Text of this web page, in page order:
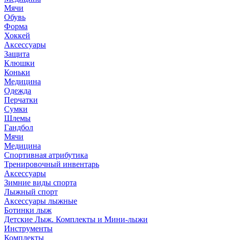
Мячи
Обувь
Форма
Хоккей
Аксессуары
Защита
Клюшки
Коньки
Медицина
Одежда
Перчатки
Сумки
Шлемы
Гандбол
Мячи
Медицина
Спортивная атрибутика
Тренировочный инвентарь
Аксессуары
Зимние виды спорта
Лыжный спорт
Аксессуары лыжные
Ботинки лыж
Детские Лыж. Комплекты и Мини-лыжи
Инструменты
Комплекты